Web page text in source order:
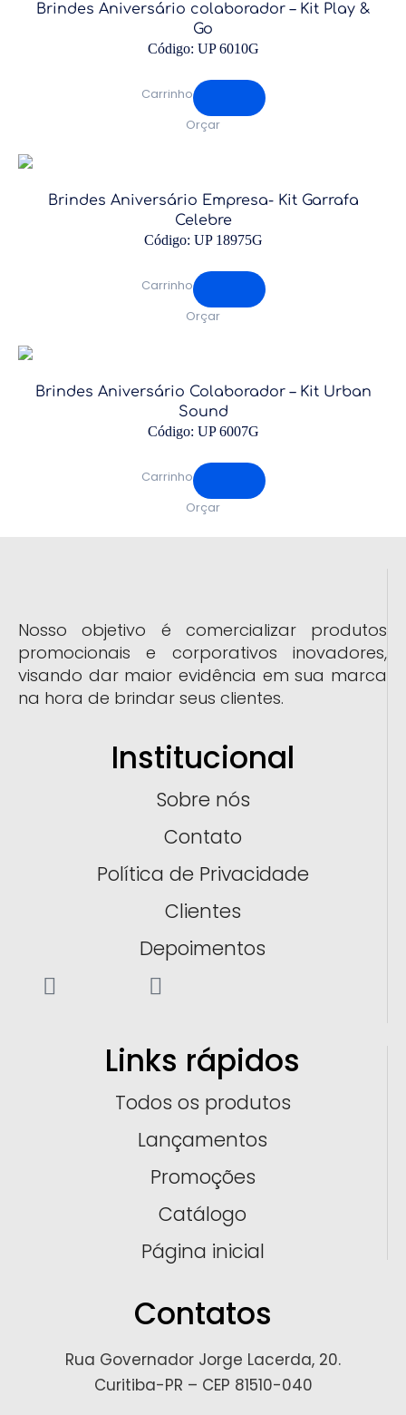
Brindes Aniversário colaborador – Kit Play &
Go
Código: UP 6010G
Carrinho
Orçar
Brindes Aniversário Empresa- Kit Garrafa
Celebre
Código: UP 18975G
Carrinho
Orçar
Brindes Aniversário Colaborador – Kit Urban
Sound
Código: UP 6007G
Carrinho
Orçar
Nosso objetivo é comercializar produtos
promocionais e corporativos inovadores,
visando dar maior evidência em sua marca
na hora de brindar seus clientes.
Institucional
Sobre nós
Contato
Política de Privacidade
Clientes
Depoimentos
Links rápidos
Todos os produtos
Lançamentos
Promoções
Catálogo
Página inicial
Contatos
Rua Governador Jorge Lacerda, 20.
Curitiba-PR – CEP 81510-040